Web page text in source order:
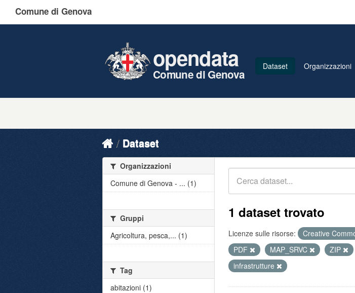
Comune di Genova
opendata
Comune di Genova
Dataset Organizzazioni
Dataset
1 dataset trovato
Licenze sulle risorse: Creative
PDF
MAP_SRVC ZIP
infrastrutture
Organizzazioni
Comune di Genova - ... (1)
Gruppi
Agricoltura, pesca,... (1)
Tag
abitazioni (1)